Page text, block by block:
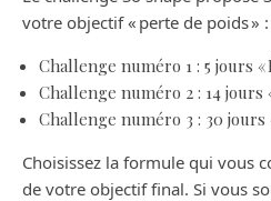
votre objectif « perte de poids » :
Challenge numéro 1 : 5 jours «
Challenge numéro 2 : 14 jours
Challenge numéro 3 : 30 jours
Choisissez la formule qui vous
de votre objectif final. Si vous